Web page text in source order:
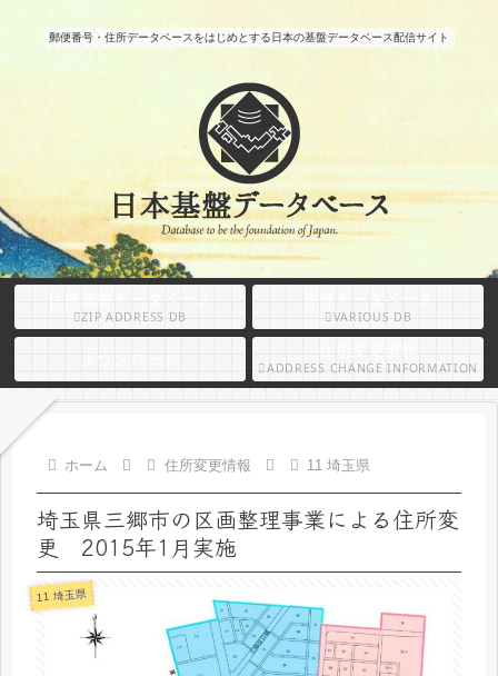
郵便番号・住所データベースをはじめとする日本の基盤データベース配信サイト
住所基盤データベース
ZIP ADDRESS DB VARIOUS DB
ADDRESS CHANGE INFORMATION
ホーム 住所変更情報 11 埼玉県
埼玉県三郷市の区画整理事業による住所変
更 2015年1月実施
11 埼玉県